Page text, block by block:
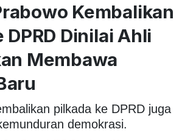
Kembalikan
DPRD Dinilai Ahli
Membawa
pilkada ke DPRD juga
demokrasi.